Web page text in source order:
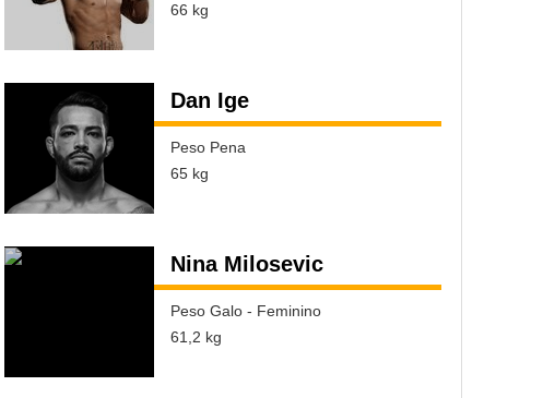
66 kg
Dan Ige
Peso Pena
65 kg
Nina Milosevic
Peso Galo - Feminino
61,2 kg